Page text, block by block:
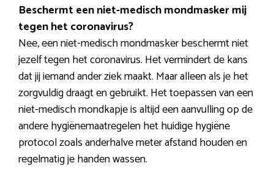
Beschermt een niet-medisch mondmasker mij
tegen het coronavirus?
Nee, een niet-medisch mondmasker beschermt niet
jezelf tegen het coronavirus. Het vermindert de kans
dat jij iemand ander ziek maakt. Maar alleen als je het
zorgvuldig draagt en gebruikt. Het toepassen van een
niet-medisch mondkapje is altijd een aanvulling op de
andere hygiënemaatregelen het huidige hygiëne
protocol zoals anderhalve meter afstand houden en
regelmatig je handen wassen.